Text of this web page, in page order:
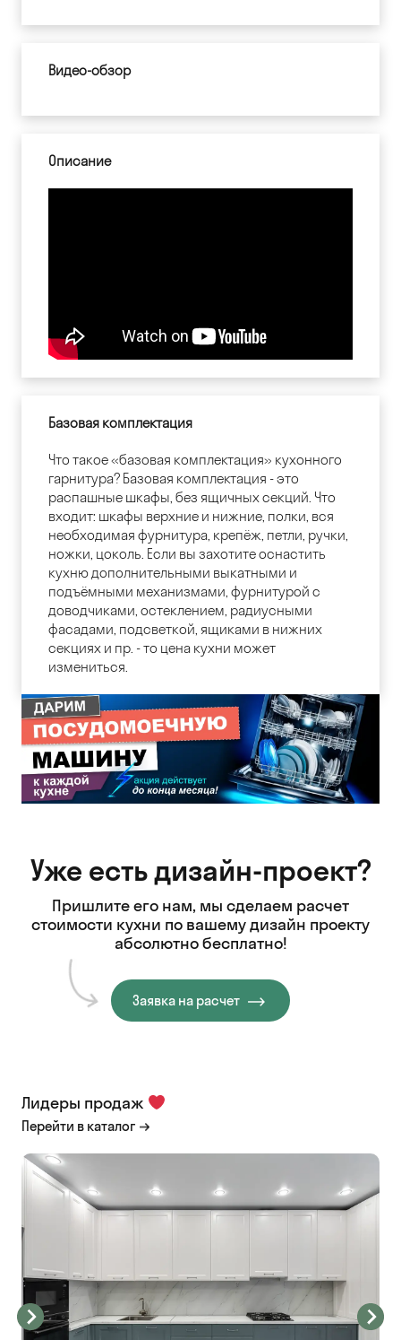
Видео-обзор
Описание
Базовая комплектация
Что такое «базовая комплектация» кухонного
гарнитура? Базовая комплектация - это
распашные шкафы, без ящичных секций. Что
входит: шкафы верхние и нижние, полки, вся
необходимая фурнитура, крепёж, петли, ручки,
ножки, цоколь. Если вы захотите оснастить
кухню дополнительными выкатными и
подъёмными механизмами, фурнитурой с
доводчиками, остеклением, радиусными
фасадами, подсветкой, ящиками в нижних
секциях и пр. - то цена кухни может
измениться.
Уже есть дизайн-проект?
Пришлите его нам, мы сделаем расчет
стоимости кухни по вашему дизайн проекту
абсолютно бесплатно!
Заявка на расчет
Лидеры продаж
Перейти в каталог